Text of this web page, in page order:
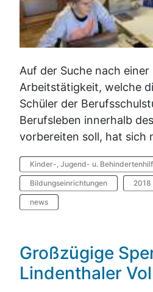
Auf der Suche nach einer
Arbeitstätigkeit, welche
Schüler der
Berufsleben innerhalb
vorbereiten soll, hat sich
Kinder-, Jugend- u.
Bildungseinrichtungen 2018
news
Großzügige
Lindenthaler